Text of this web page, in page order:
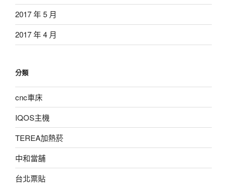
2017 年 5 月
2017 年 4 月
分類
cnc車床
IQOS主機
TEREA加熱菸
中和當舖
台北票貼